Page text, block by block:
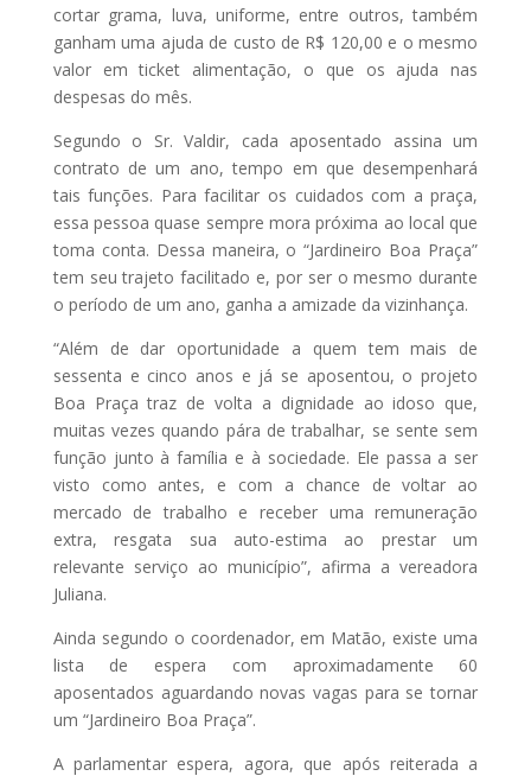
cortar grama, luva, uniforme, entre outros, também
ganham uma ajuda de custo de R$ 120,00 e o mesmo
valor em ticket alimentação, o que os ajuda nas
despesas do mês.
Segundo o Sr. Valdir, cada aposentado assina um
contrato de um ano, tempo em que desempenhará
tais funções. Para facilitar os cuidados com a praça,
essa pessoa quase sempre mora próxima ao local que
toma conta. Dessa maneira, o “Jardineiro Boa Praça”
tem seu trajeto facilitado e, por ser o mesmo durante
o período de um ano, ganha a amizade da vizinhança.
“Além de dar oportunidade a quem tem mais de
sessenta e cinco anos e já se aposentou, o projeto
Boa Praça traz de volta a dignidade ao idoso que,
muitas vezes quando pára de trabalhar, se sente sem
função junto à família e à sociedade. Ele passa a ser
visto como antes, e com a chance de voltar ao
mercado de trabalho e receber uma remuneração
extra, resgata sua auto-estima ao prestar um
relevante serviço ao município”, afirma a vereadora
Juliana.
Ainda segundo o coordenador, em Matão, existe uma
lista de espera com aproximadamente 60
aposentados aguardando novas vagas para se tornar
um “Jardineiro Boa Praça”.
A parlamentar espera, agora, que após reiterada a